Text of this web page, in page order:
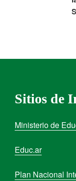
Sitios de
Ministerio de
Educ.ar
Plan Nacional